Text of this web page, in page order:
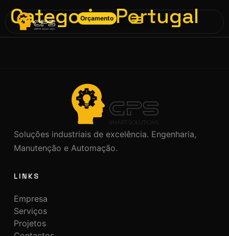
Orçamento
Categoria:Portugal
Soluções industriais de excelência. Engenharia,
Manutenção e Automação.
LINKS
Empresa
Serviços
Projetos